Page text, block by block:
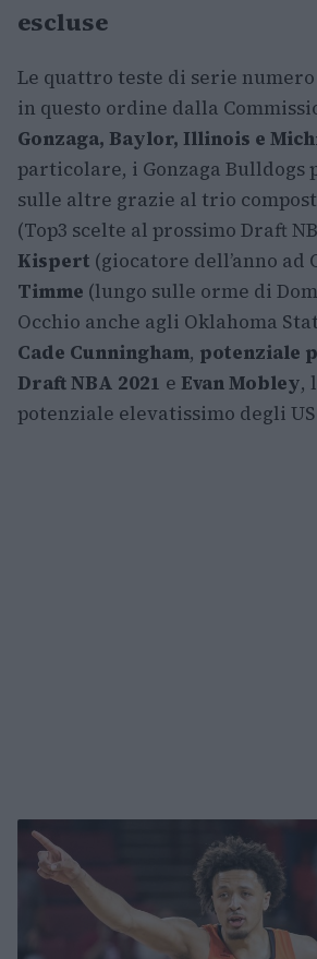
escluse
Le quattro teste di serie numero
in questo ordine dalla
Gonzaga, Baylor, Illinois e
particolare, i Gonzaga
sulle altre grazie al trio
(Top3 scelte al prossimo Draft
Kispert (giocatore dell’anno ad
Timme (lungo sulle orme di
Occhio anche agli Oklahoma
Cade Cunningham, potenziale
Draft NBA 2021 e Evan Mobley,
potenziale elevatissimo degli